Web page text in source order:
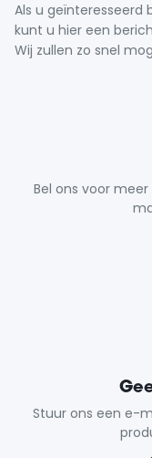
Als u geïnteresseerd
kunt u hier een
Wij zullen zo snel
Bel ons voor
Stuur ons een e-